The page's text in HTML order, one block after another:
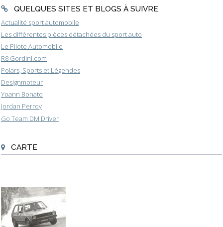
QUELQUES SITES ET BLOGS À SUIVRE
Actualité sport automobile
Les différentes pièces détachées du sport auto
Le Pilote Automobile
R8 Gordini.com
Polars, Sports et Légendes
Designmoteur
Yoann Bonato
Jordan Perroy
Go Team DM Driver
CARTE